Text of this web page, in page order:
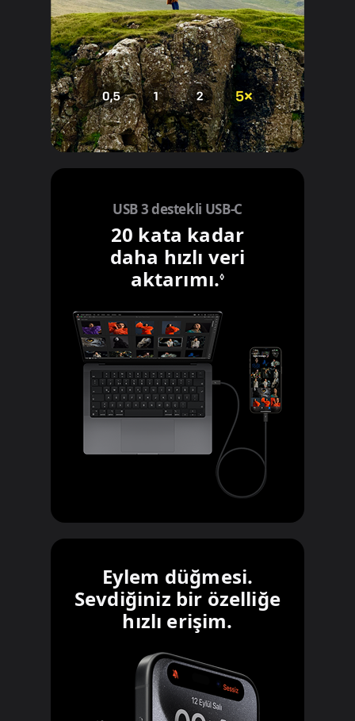
USB 3 destekli USB-C
20 kata kadar
daha hızlı veri
aktarımı.◊
Eylem düğmesi.
Sevdiğiniz bir özelliğe
hızlı erişim.